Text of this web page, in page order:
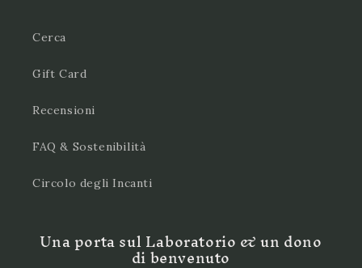
Cerca
Gift Card
Recensioni
FAQ & Sostenibilità
Circolo degli Incanti
Una porta sul Laboratorio & un dono
di benvenuto